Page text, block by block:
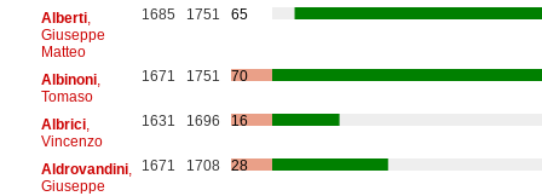
Alberti,
Giuseppe
Matteo
1685 1751 65
Albinoni,
Tomaso
1671 1751 70
Albrici,
Vincenzo
1631 1696 16
Aldrovandini,
Giuseppe
1671 1708 28